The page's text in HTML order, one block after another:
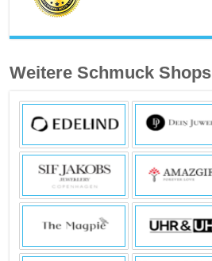
Weitere Schmuck Shops